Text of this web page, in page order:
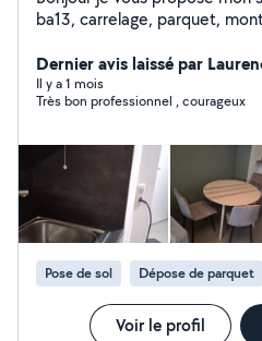
ba13, carrelage,
Dernier avis laissé par
Il y a 1 mois
Très bon professionnel , courageux
Pose de sol Dépose de parquet
Voir le profil